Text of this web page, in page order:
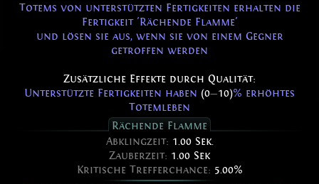
Totems von unterstützten Fertigkeiten erhalten die
Fertigkeit 'Rächende Flamme'
und lösen sie aus, wenn sie von einem Gegner
getroffen werden
Zusätzliche Effekte durch Qualität:
Unterstützte Fertigkeiten haben (0—10)% erhöhtes
Totemleben
Rächende Flamme
Abklingzeit: 1.00 Sek.
Zauberzeit: 1.00 Sek
Kritische Trefferchance: 5.00%